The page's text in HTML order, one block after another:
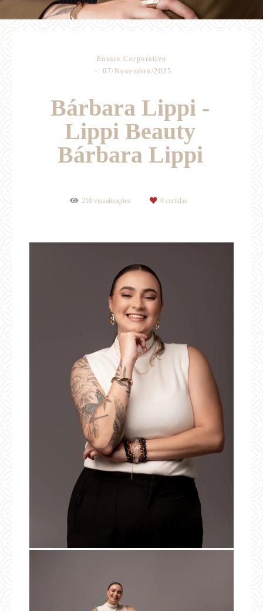
Ensaio Corporativo
07/Novembro/2025
Bárbara Lippi -
Lippi Beauty
Bárbara Lippi
210 visualizações 0 curtidas